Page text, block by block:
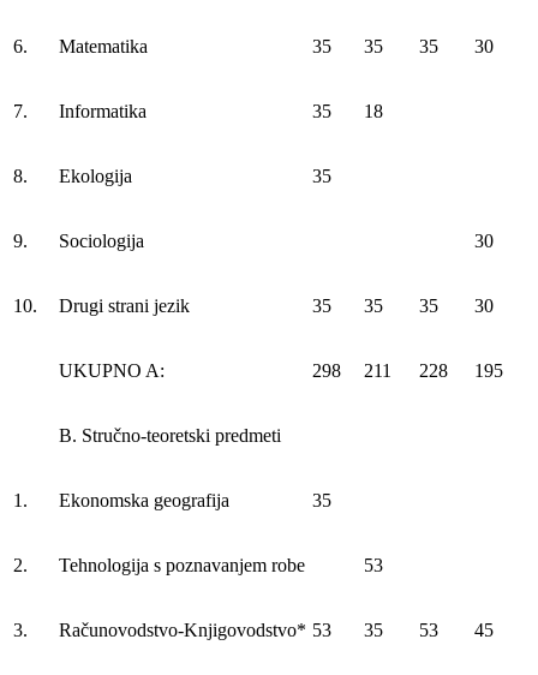
6. Matematika 35 35 35 30
7. Informatika 35 18
8. Ekologija 35
9. Sociologija 30
10. Drugi strani jezik 35 35 35 30
UKUPNO A: 298 211 228 195
B. Stručno-teoretski predmeti
1. Ekonomska geografija 35
2. Tehnologija s poznavanjem robe 53
3. Računovodstvo-Knjigovodstvo* 53 35 53 45